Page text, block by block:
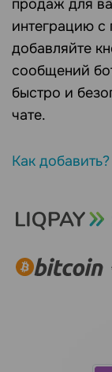
продаж для
интеграцию
добавляйте
сообщений
быстро и
чате.
Как добавить?